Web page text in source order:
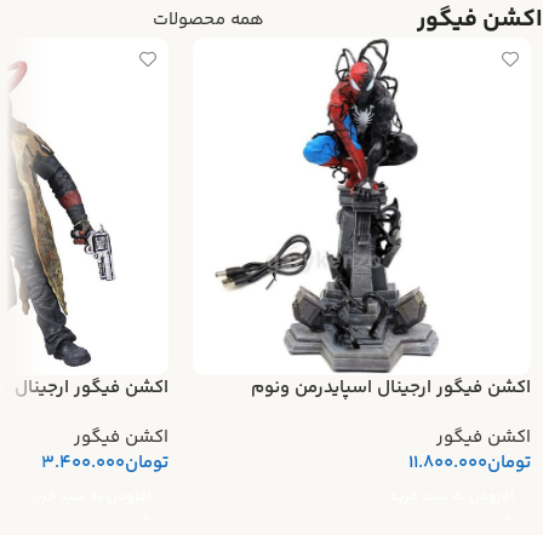
اکشن فیگور همه محصولات
اکشن فیگور ارجینال اسپایدرمن ونوم
اکشن فیگور
تومان11.800.000
اکشن فیگور
اکشن فیگور
تومان3.400.000